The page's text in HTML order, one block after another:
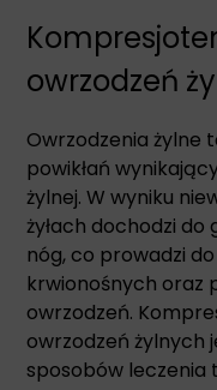
owrzodzeń
Owrzodzenia żylne
powikłań
żylnej. W wyniku
żyłach dochodzi
nóg, co prowadzi
krwionośnych oraz
owrzodzeń.
owrzodzeń żylnych
sposobów leczenia